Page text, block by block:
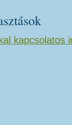
kapcsolatos